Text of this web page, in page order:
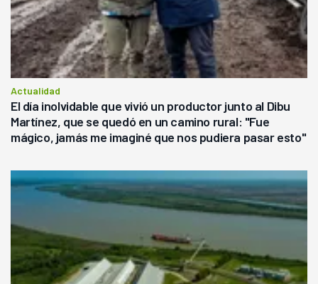
Actualidad
El día inolvidable que vivió un productor junto al Dibu
Martínez, que se quedó en un camino rural: "Fue
mágico, jamás me imaginé que nos pudiera pasar esto"